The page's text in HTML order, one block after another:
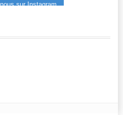
sur Instagram